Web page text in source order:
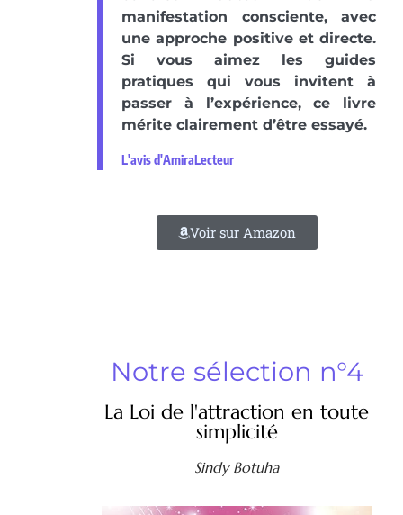
manifestation consciente, avec
une approche positive et directe.
Si vous aimez les guides
pratiques qui vous invitent à
passer à l’expérience, ce livre
mérite clairement d’être essayé.
L'avis d'AmiraLecteur
Voir sur Amazon
Notre sélection n°4
La Loi de l'attraction en toute
simplicité
Sindy Botuha